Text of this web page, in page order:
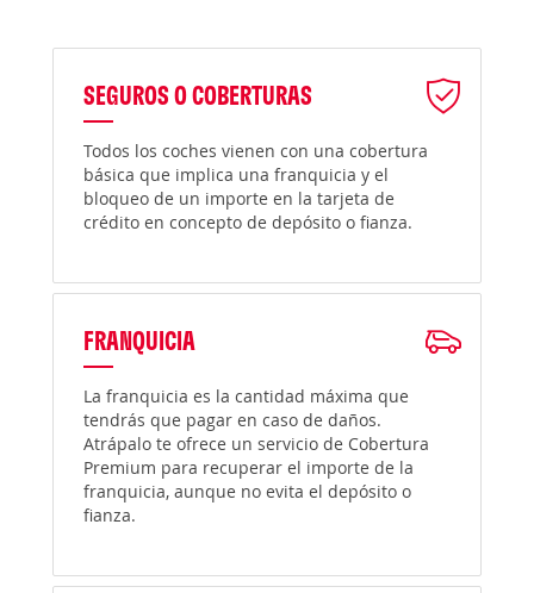
SEGUROS O COBERTURAS
Todos los coches vienen con una cobertura
básica que implica una franquicia y el
bloqueo de un importe en la tarjeta de
crédito en concepto de depósito o fianza.
FRANQUICIA
La franquicia es la cantidad máxima que
tendrás que pagar en caso de daños.
Atrápalo te ofrece un servicio de Cobertura
Premium para recuperar el importe de la
franquicia, aunque no evita el depósito o
fianza.